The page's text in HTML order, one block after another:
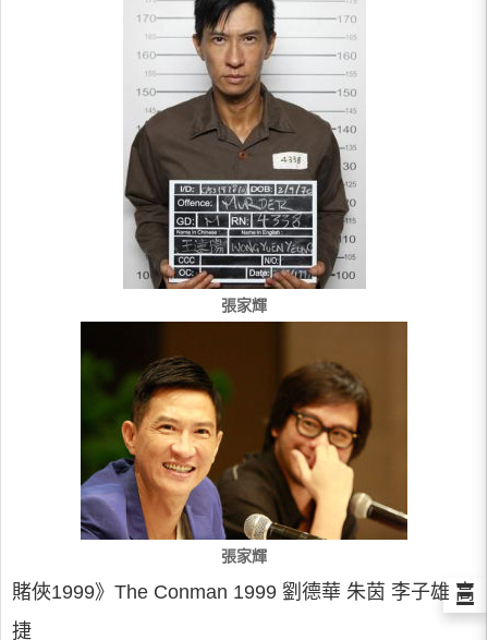
張家輝
張家輝
賭俠1999》The Conman 1999 劉德華 朱茵 李子雄 高
捷
Ξ